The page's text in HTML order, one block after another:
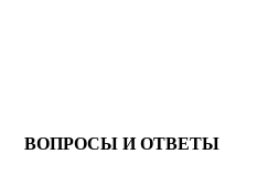
ВОПРОСЫ И ОТВЕТЫ